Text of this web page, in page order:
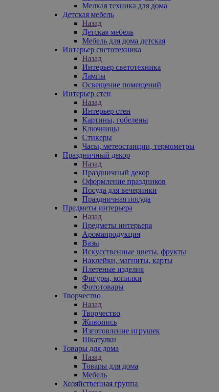
Мелкая техника для дома
Детская мебель
Назад
Детская мебель
Мебель для дома детская
Интерьер светотехника
Назад
Интерьер светотехника
Лампы
Освещение помещений
Интерьер стен
Назад
Интерьер стен
Картины, гобелены
Ключницы
Стикеры
Часы, метеостанции, термометры
Праздничный декор
Назад
Праздничный декор
Оформление праздников
Посуда для вечеринки
Праздничная посуда
Предметы интерьера
Назад
Предметы интерьера
Аромапродукция
Вазы
Искусственные цветы, фрукты
Наклейки, магниты, карты
Плетеные изделия
Фигуры, копилки
Фототовары
Творчество
Назад
Творчество
Живопись
Изготовление игрушек
Шкатулки
Товары для дома
Назад
Товары для дома
Мебель
Хозяйственная группа